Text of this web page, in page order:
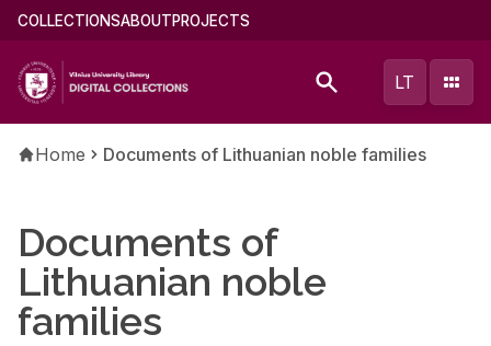
Skip
main
content
Main
(english)
COLLECTIONSABOUTPROJECTS
LT
Breadcrumb
Home Documents of Lithuanian noble families
Documents of
Lithuanian noble
families